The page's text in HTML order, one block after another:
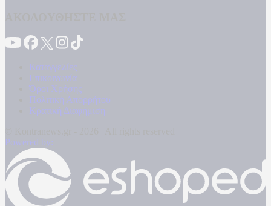
Καταγγελίες
Επικοινωνία
Όροι Χρήσης
Πολιτική Απορρήτου
Κρατική Διαφήμιση
Powered by: